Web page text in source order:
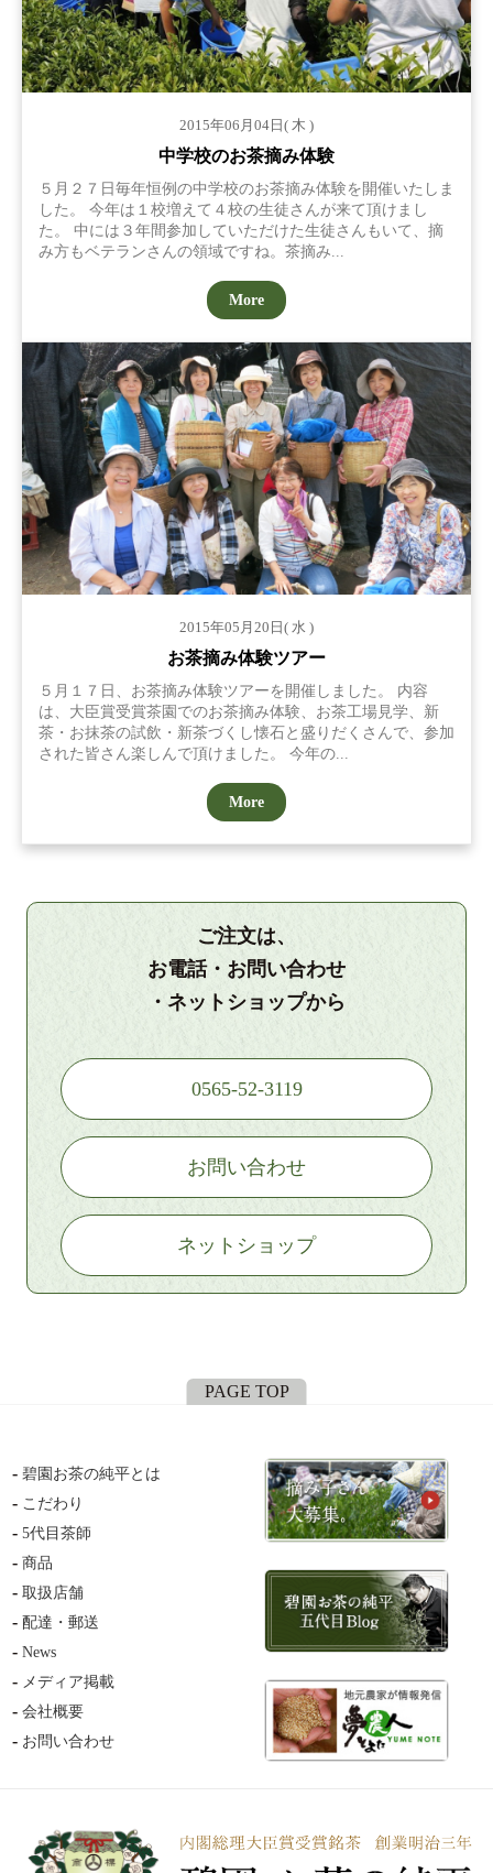
2015年06月04日( 木 )
中学校のお茶摘み体験
５月２７日毎年恒例の中学校のお茶摘み体験を開催いたしま
した。 今年は１校増えて４校の生徒さんが来て頂けまし
た。 中には３年間参加していただけた生徒さんもいて、摘
み方もベテランさんの領域ですね。茶摘み...
More
2015年05月20日( 水 )
お茶摘み体験ツアー
５月１７日、お茶摘み体験ツアーを開催しました。 内容
は、大臣賞受賞茶園でのお茶摘み体験、お茶工場見学、新
茶・お抹茶の試飲・新茶づくし懐石と盛りだくさんで、参加
された皆さん楽しんで頂けました。 今年の...
More
ご注文は、
お電話・お問い合わせ
・ネットショップから
0565-52-3119
お問い合わせ
ネットショップ
PAGE TOP
碧園お茶の純平とは
こだわり
5代目茶師
商品
取扱店舗
配達・郵送
News
メディア掲載
会社概要
お問い合わせ